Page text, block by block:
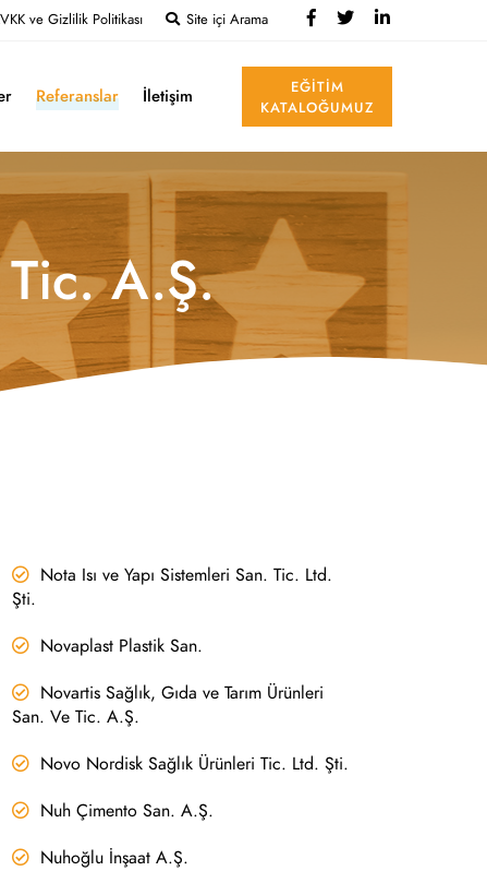
ve Gizlilik Politikası Site içi Arama
Referanslar İletişim
EĞITIM
KATALOĞUMUZ
Tic. A.Ş.
Nota Isı ve Yapı Sistemleri San. Tic. Ltd.
Şti.
Novaplast Plastik San.
Novartis Sağlık, Gıda ve Tarım Ürünleri
San. Ve Tic. A.Ş.
Novo Nordisk Sağlık Ürünleri Tic. Ltd. Şti.
Nuh Çimento San. A.Ş.
Nuhoğlu İnşaat A.Ş.